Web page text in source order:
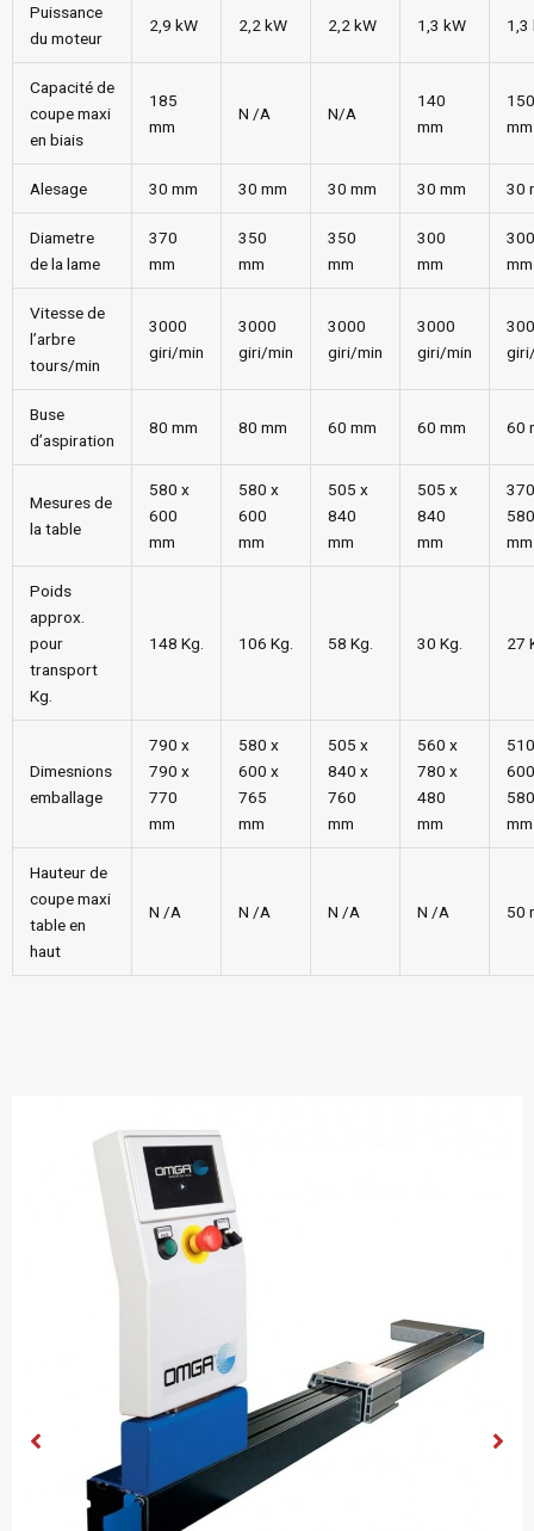
Puissance
du moteur
2,9 kW 2,2 kW 2,2 kW 1,3 kW 1,3
Capacité de
coupe maxi
en biais
185
mm
N /A N/A
140
mm
150
mm
Alesage 30 mm 30 mm 30 mm 30 mm 30
Diametre
de la lame
370
mm
350
mm
350
mm
300
mm
300
mm
Vitesse de
l’arbre
tours/min
3000
giri/min
3000
giri/min
3000
giri/min
3000
giri/min
Buse
d’aspiration
80 mm 80 mm 60 mm 60 mm 60
Mesures de
la table
580 x
600
mm
580 x
600
mm
505 x
840
mm
505 x
840
mm
580
mm
Poids
approx.
pour
transport
Kg.
148 Kg. 106 Kg. 58 Kg. 30 Kg. 27
Dimesnions
emballage
790 x
790 x
770
mm
580 x
600 x
765
mm
505 x
840 x
760
mm
560 x
780 x
480
mm
580
mm
Hauteur de
coupe maxi
table en
haut
N /A N /A N /A N /A 50